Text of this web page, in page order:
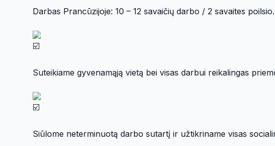
Darbas Prancūzijoje: 10 – 12 savaičių darbo / 2 savaites poilsio.
Suteikiame gyvenamąją vietą bei visas darbui reikalingas
Siūlome neterminuotą darbo sutartį ir užtikriname visas